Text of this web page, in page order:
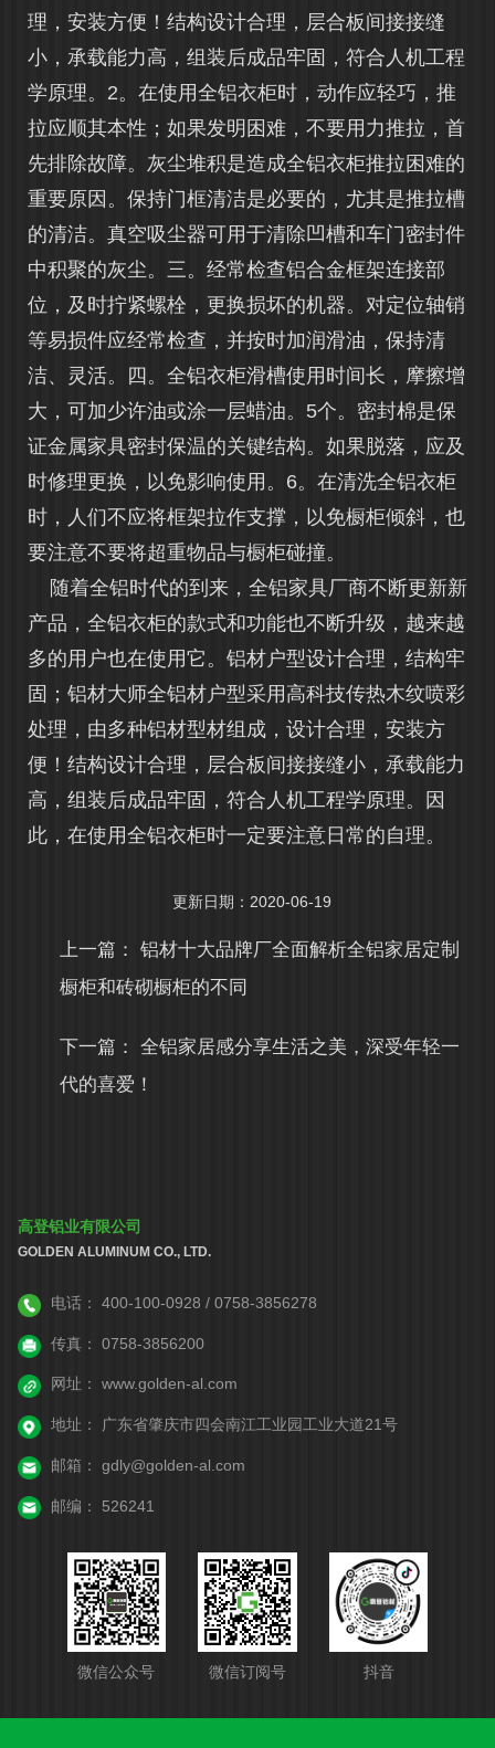
理，安装方便！结构设计合理，层合板间接接缝
小，承载能力高，组装后成品牢固，符合人机工程
学原理。2。在使用全铝衣柜时，动作应轻巧，推
拉应顺其本性；如果发明困难，不要用力推拉，首
先排除故障。灰尘堆积是造成全铝衣柜推拉困难的
重要原因。保持门框清洁是必要的，尤其是推拉槽
的清洁。真空吸尘器可用于清除凹槽和车门密封件
中积聚的灰尘。三。经常检查铝合金框架连接部
位，及时拧紧螺栓，更换损坏的机器。对定位轴销
等易损件应经常检查，并按时加润滑油，保持清
洁、灵活。四。全铝衣柜滑槽使用时间长，摩擦增
大，可加少许油或涂一层蜡油。5个。密封棉是保
证金属家具密封保温的关键结构。如果脱落，应及
时修理更换，以免影响使用。6。在清洗全铝衣柜
时，人们不应将框架拉作支撑，以免橱柜倾斜，也
要注意不要将超重物品与橱柜碰撞。
随着全铝时代的到来，全铝家具厂商不断更新新
产品，全铝衣柜的款式和功能也不断升级，越来越
多的用户也在使用它。铝材户型设计合理，结构牢
固；铝材大师全铝材户型采用高科技传热木纹喷彩
处理，由多种铝材型材组成，设计合理，安装方
便！结构设计合理，层合板间接接缝小，承载能力
高，组装后成品牢固，符合人机工程学原理。因
此，在使用全铝衣柜时一定要注意日常的自理。
更新日期：2020-06-19
上一篇：铝材十大品牌厂全面解析全铝家居定制
橱柜和砖砌橱柜的不同
下一篇：全铝家居感分享生活之美，深受年轻一
代的喜爱！
高登铝业有限公司
GOLDEN ALUMINUM CO., LTD.
电话： 400-100-0928 / 0758-3856278
传真： 0758-3856200
网址： www.golden-al.com
地址： 广东省肇庆市四会南江工业园工业大道21号
邮箱： gdly@golden-al.com
邮编： 526241
微信公众号 微信订阅号 抖音